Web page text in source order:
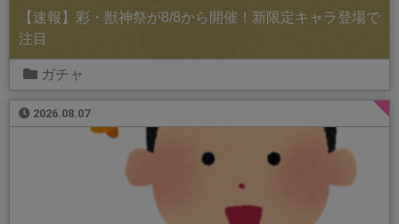
【速報】彩・獣神祭が8/8から開催！新限定キャラ登場で
注目
ガチャ
2026.08.07